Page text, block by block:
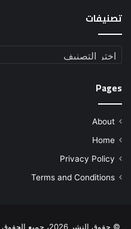
تصنيفات
تصنيفات
Pages
About
Home
Privacy Policy
Terms and Conditions
© حقوق النشر 2026، جميع الحقوق محفوظة |